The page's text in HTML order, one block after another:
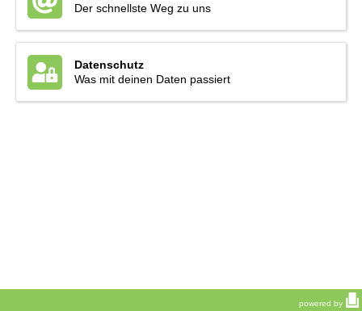
Der schnellste Weg zu uns
Datenschutz
Was mit deinen Daten passiert
powered by